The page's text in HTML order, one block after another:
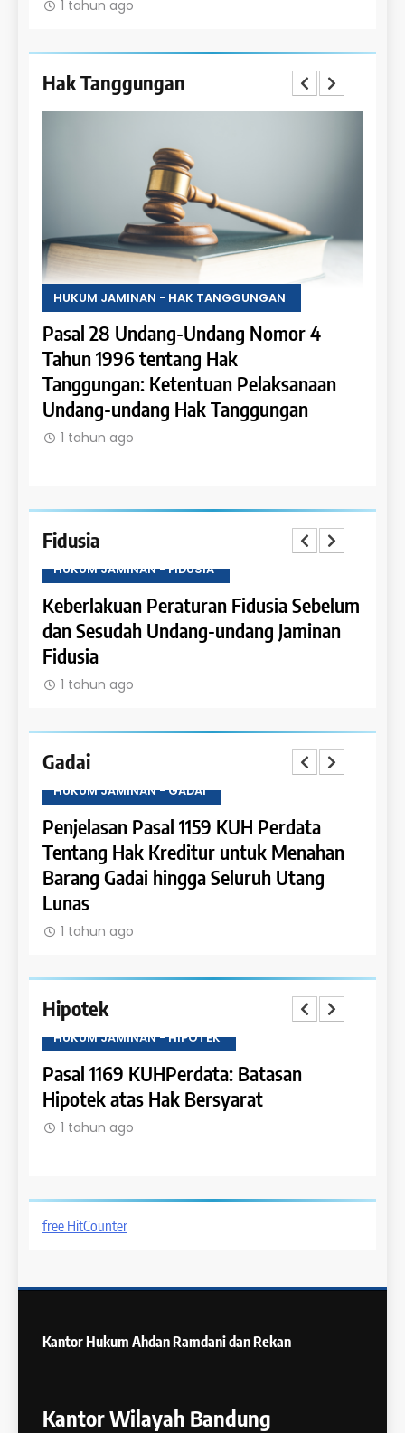
1 tahun ago
Hak Tanggungan
HUKUM JAMINAN - HAK TANGGUNGAN
Pasal 28 Undang-Undang Nomor 4
Tahun 1996 tentang Hak
Tanggungan: Ketentuan Pelaksanaan
Undang-undang Hak Tanggungan
1 tahun ago
Fidusia
HUKUM JAMINAN - FIDUSIA
Keberlakuan Peraturan Fidusia Sebelum
dan Sesudah Undang-undang Jaminan
Fidusia
1 tahun ago
Gadai
HUKUM JAMINAN - GADAI
Penjelasan Pasal 1159 KUH Perdata
Tentang Hak Kreditur untuk Menahan
Barang Gadai hingga Seluruh Utang
Lunas
1 tahun ago
Hipotek
HUKUM JAMINAN - HIPOTEK
Pasal 1169 KUHPerdata: Batasan
Hipotek atas Hak Bersyarat
1 tahun ago
free HitCounter
Kantor Hukum Ahdan Ramdani dan Rekan
Kantor Wilayah Bandung